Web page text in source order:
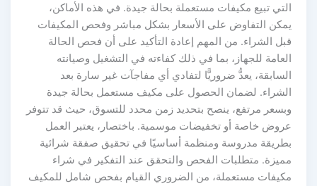
التي تبيع مكيفات مستعملة بحالة جيدة. في هذه الأماكن،
يمكن التفاوض على الأسعار بشكل مباشر وفحص المكيفات
قبل الشراء. من المهم إعادة التأكيد على أن فحص الحالة
العامة للجهاز، بما في ذلك كفاءته في التشغيل وصيانته
السابقة، يعدُّ ضروريًّا لتفادي أي مفاجآت غير سارة بعد
الشراء. لضمان الحصول على مكيف مستعمل بحالة جيدة
وبسعر مرتفع، ينصح بتحديد زمن محدد للتسوق، حيث قد تتوفر
عروض خاصة أو تخفيضات موسمية. باختصار، يعتبر العمل
بطريقة مدروسة ومنظمة أساسيًا في تحقيق صفقة شرائية
مميزة. متطلبات الفحص والتحقق عند التفكير في شراء
مكيفات مستعملة، من الضروري القيام بفحص شامل للمكيف